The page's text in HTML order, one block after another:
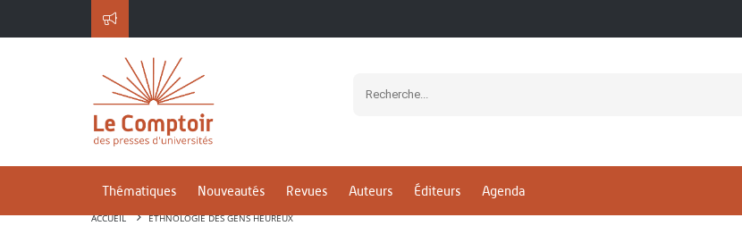
Thématiques Nouveautés Revues Auteurs Éditeurs Agenda
ACCUEIL ETHNOLOGIE DES GENS HEUREUX